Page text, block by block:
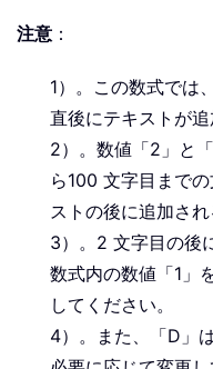
注意 ：
1）。この数式では
直後にテキストが追
2）。数値「2」と
ら100 文字目まで
ストの後に追加され
3）。2 文字目の後
数式内の数値「1」
してください。
4）。また、「D」